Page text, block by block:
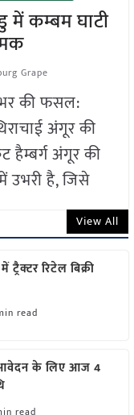
कम्बम घाटी
Grape
की फसल:
अंगूर की
हैम्बर्ग अंगूर की
उभरी है, जिसे
View All
रिटेल बिक्री
read
आवेदन के लिए आज 4